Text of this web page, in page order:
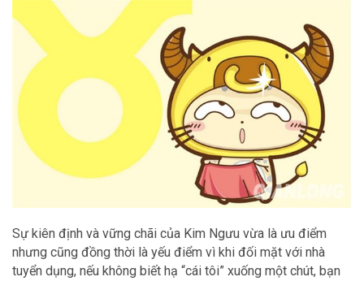
Sự kiên định và vững chãi của Kim Ngưu vừa là ưu điểm
nhưng cũng đồng thời là yếu điểm vì khi đối mặt với nhà
tuyển dụng, nếu không biết hạ “cái tôi” xuống một chút, bạn